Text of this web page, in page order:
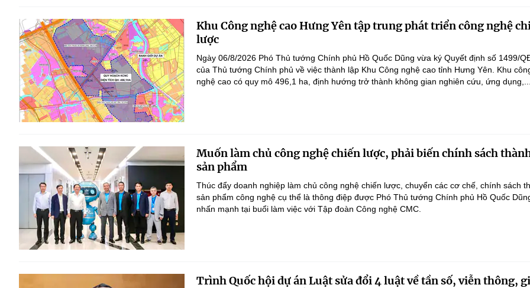
Khu Công nghệ cao Hưng Yên tập trung phát triển công nghệ
lược
Ngày 06/8/2026 Phó Thủ tướng Chính phủ Hồ Quốc Dũng vừa ký Quyết định số 1499/
của Thủ tướng Chính phủ về việc thành lập Khu Công nghệ cao tỉnh Hưng Yên. Khu
nghệ cao có quy mô 496,1 ha, định hướng trở thành không gian nghiên cứu, ứng
Muốn làm chủ công nghệ chiến lược, phải biến chính sách
sản phẩm
Thúc đẩy doanh nghiệp làm chủ công nghệ chiến lược, chuyển các cơ chế, chính sách
sản phẩm công nghệ cụ thể là thông điệp được Phó Thủ tướng Chính phủ Hồ Quốc
nhấn mạnh tại buổi làm việc với Tập đoàn Công nghệ CMC.
Trình Quốc hội dự án Luật sửa đổi 4 luật về tần số, viễn thông,